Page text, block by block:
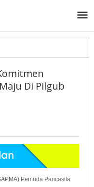
Di Pilgub